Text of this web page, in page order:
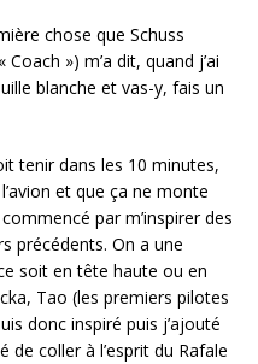
chose que Schuss
») m’a dit, quand j’ai
blanche et vas-y, fais un
tenir dans les 10 minutes,
et que ça ne monte
par m’inspirer des
précédents. On a une
soit en tête haute ou en
Tao (les premiers pilotes
donc inspiré puis j’ajouté
de coller à l’esprit du Rafale